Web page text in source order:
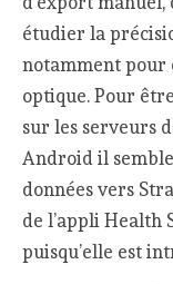
étudier la
notamment pour
optique. Pour
sur les serveurs
Android il
données vers
de l’appli Health
puisqu’elle est